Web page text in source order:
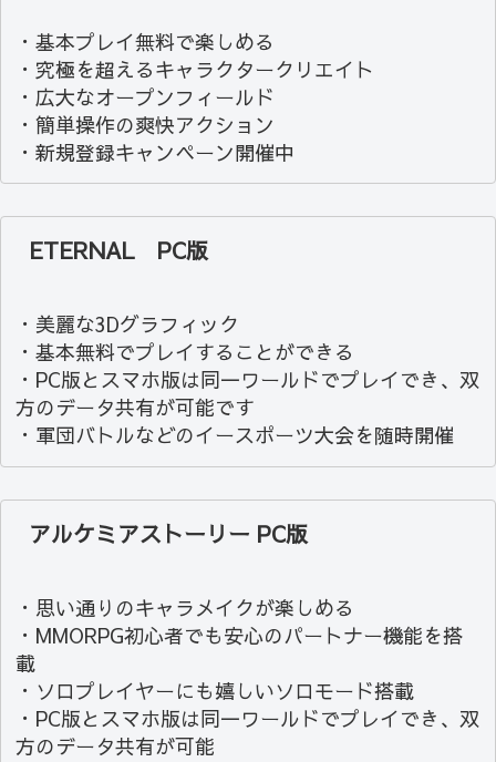
・基本プレイ無料で楽しめる
・究極を超えるキャラクタークリエイト
・広大なオープンフィールド
・簡単操作の爽快アクション
・新規登録キャンペーン開催中
ETERNAL PC版
・美麗な3Dグラフィック
・基本無料でプレイすることができる
・PC版とスマホ版は同一ワールドでプレイでき、双
方のデータ共有が可能です
・軍団バトルなどのイースポーツ大会を随時開催
アルケミアストーリー PC版
・思い通りのキャラメイクが楽しめる
・MMORPG初心者でも安心のパートナー機能を搭
載
・ソロプレイヤーにも嬉しいソロモード搭載
・PC版とスマホ版は同一ワールドでプレイでき、双
方のデータ共有が可能